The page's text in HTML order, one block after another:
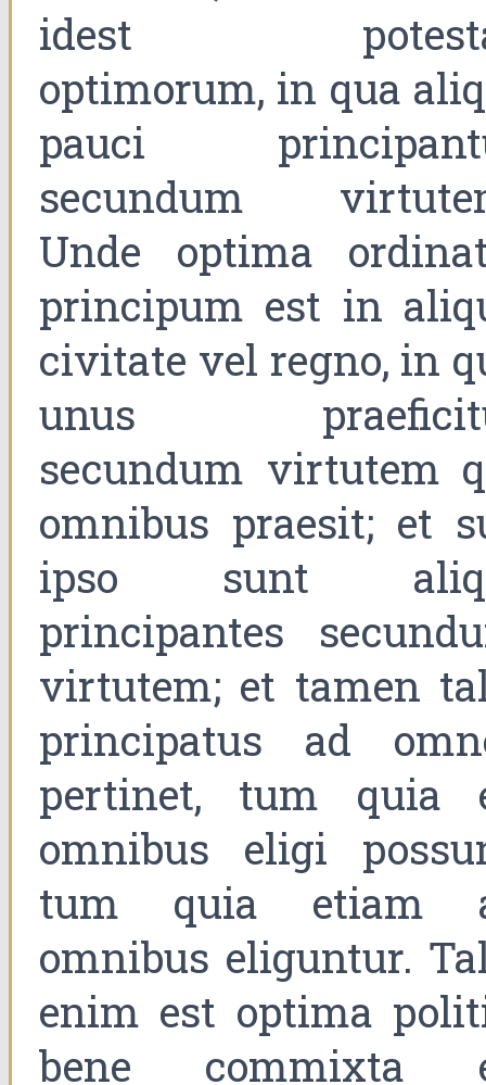
idest
optimorum, in qua
pauci
secundum
Unde optima
principum est in
civitate vel regno, in
unus
secundum virtutem
omnibus praesit; et
ipso sunt
principantes
virtutem; et tamen
principatus ad
pertinet, tum quia
omnibus eligi
tum quia etiam
omnibus eliguntur.
enim est optima
bene commixta